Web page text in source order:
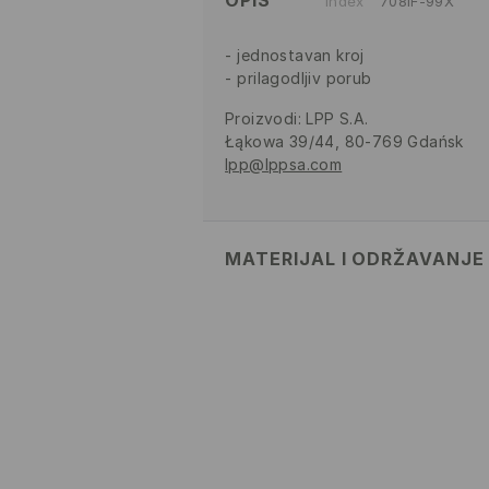
jednostavan kroj
prilagodljiv porub
Proizvodi: LPP S.A.
Łąkowa 39/44, 80-769 Gdańsk
lpp@lppsa.com
MATERIJAL I ODRŽAVANJE